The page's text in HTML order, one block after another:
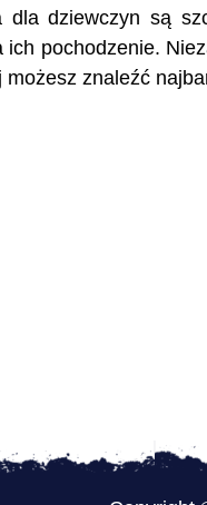
dziewczyn są
pochodzenie.
znaleźć